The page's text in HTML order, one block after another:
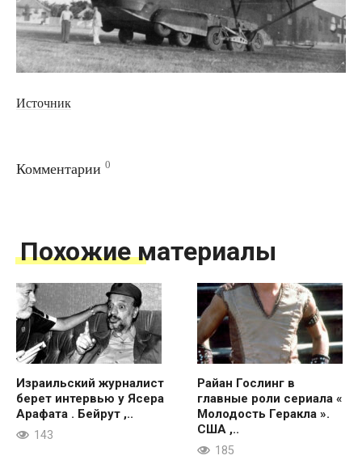
Источник
Комментарии 0
Похожие материалы
Израильский журналист
берет интервью у Ясера
Арафата . Бейрут ,..
143
Райан Гослинг в
главные роли сериала «
Молодость Геракла ».
США ,..
185